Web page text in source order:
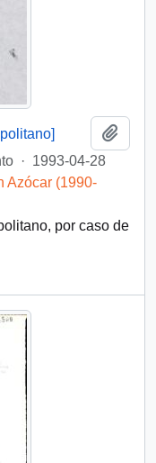
· 1993-04-28
Azócar (1990-
por caso de